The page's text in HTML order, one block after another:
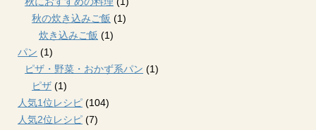
秋の炊き込みご飯 (1)
炊き込みご飯 (1)
パン (1)
ピザ・野菜・おかず系パン (1)
ピザ (1)
人気1位レシピ (104)
人気2位レシピ (7)